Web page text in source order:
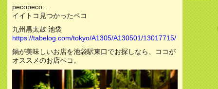
pecopeco...
イイトコ見つかったペコ
九州黒太鼓 池袋
https://tabelog.com/tokyo/A1305/A130501/13017715/
鍋が美味しいお店を池袋駅東口でお探しなら、ココが
オススメのお店ペコ。